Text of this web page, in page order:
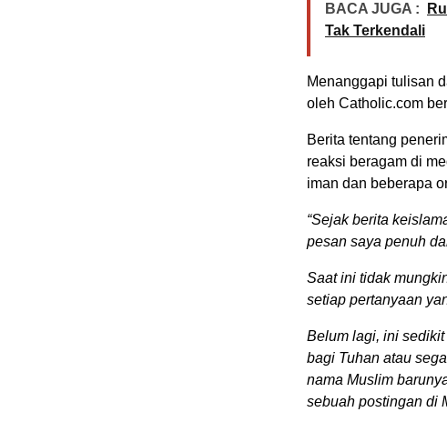
BACA JUGA :
Tak Terkendali
Menanggapi tulisan
oleh Catholic.com
Berita tentang
reaksi beragam di
iman dan beberapa
“Sejak berita
pesan saya penuh
Saat ini tidak
setiap pertanyaan
Belum lagi, ini
bagi Tuhan atau
nama Muslim
sebuah postingan di